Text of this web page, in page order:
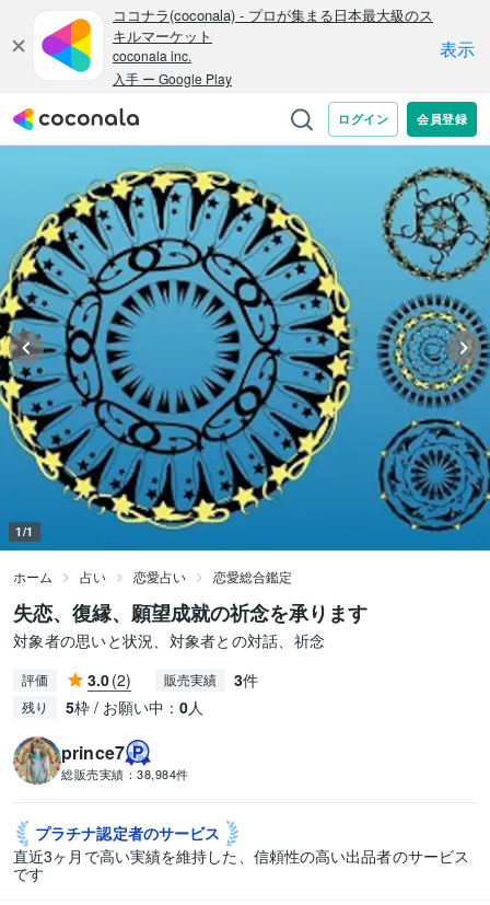
1/1
ホーム 占い 恋愛占い 恋愛総合鑑定
失恋、復縁、願望成就の祈念を承ります
対象者の思いと状況、対象者との対話、祈念
評価 3.0(2) 販売実績 3件
残り 5枠 / お願い中： 0人
prince7
総販売実績： 38,984件
プラチナ認定者のサービス
直近3ヶ月で高い実績を維持した、信頼性の高い出品者のサービス
です